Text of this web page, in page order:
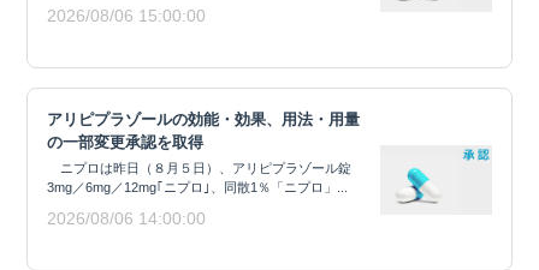
2026/08/06 15:00:00
アリピプラゾールの効能・効果、用法・用量
の一部変更承認を取得
ニプロは昨日（８月５日）、アリピプラゾール錠
3mg／6mg／12mg｢ニプロ｣、同散1％「ニプロ」...
2026/08/06 14:00:00